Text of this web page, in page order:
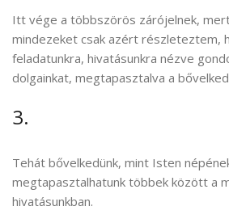
Itt vége a többszörös zárójelnek,
mindezeket csak azért részleteztem,
feladatunkra, hivatásunkra nézve
dolgainkat, megtapasztalva a
3.
Tehát bővelkedünk, mint Isten
megtapasztalhatunk többek között a
hivatásunkban.